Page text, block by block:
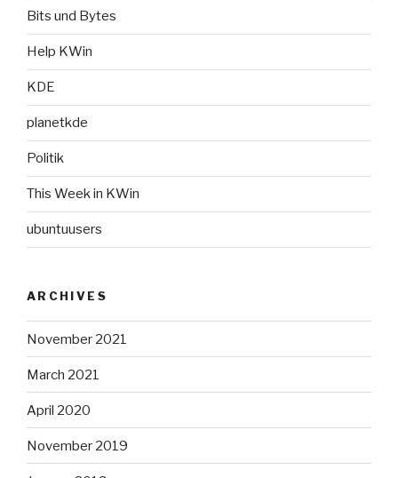
Bits und Bytes
Help KWin
KDE
planetkde
Politik
This Week in KWin
ubuntuusers
ARCHIVES
November 2021
March 2021
April 2020
November 2019